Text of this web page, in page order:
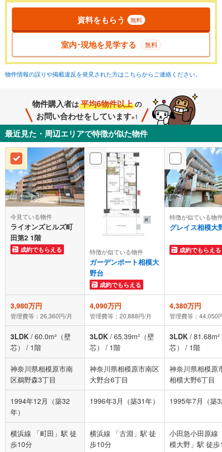
資料をもらう 無料
室内･現地を見学する 無料
物件情報の誤りや掲載違反を発見された方はこちらからご連絡ください。
物件購入者は 平均6物件以上 の
お問い合わせをしています※1
最近見た・周辺エリアで特徴が似た物件
今見ている物件
ライオンズヒルズ町
田第2 1階
成約でもらえる 特徴が似ている物件
ガーデンポート相模大
野台
成約でもらえる
特徴が似ている物
グレイス相模大
成約でもらえる
3,980万円
管理費等：26,360円/月
4,090万円
管理費等：20,888円/月
4,380万円
管理費等：44,050
3LDK / 60.0m²（壁
芯）
/ 1階
3LDK / 65.39m²（壁
芯）
/ 1階
3LDK /
芯）
/ 1階
神奈川県相模原市南
区鵜野森3丁目
神奈川県相模原市南区
大野台6丁目
神奈川県相模原
相模大野6丁目
1994年12月（築32
年）
1996年3月（築31年） 1995年7月（築
横浜線 「町田」駅 徒
歩10分
横浜線 「古淵」駅 徒
歩10分
小田急小田原線
模大野」駅 徒